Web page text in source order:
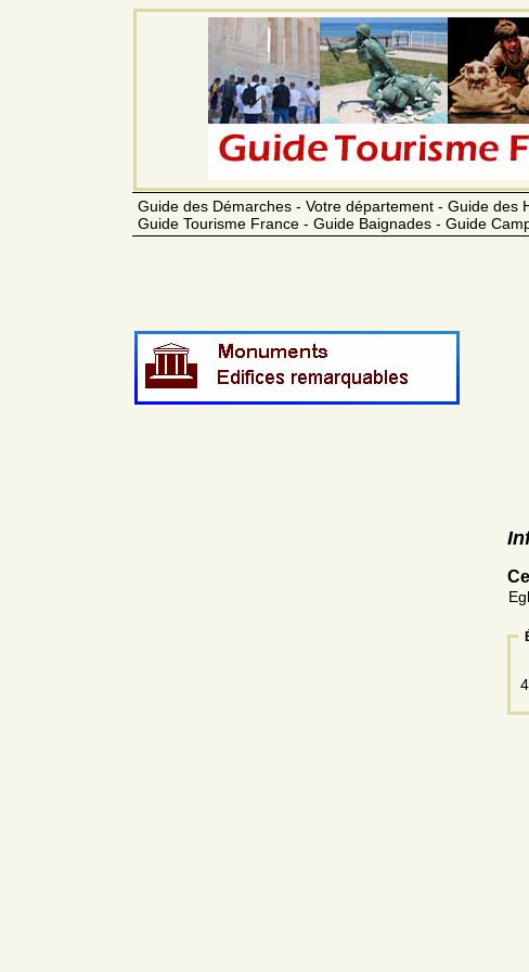
Guide des Démarches - Votre département - Guide des
Guide Tourisme France - Guide Baignades - Guide